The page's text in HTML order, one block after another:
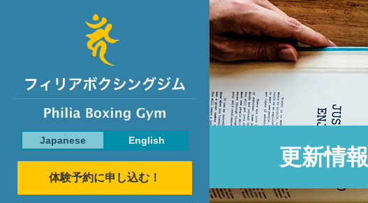
Japanese English
体験予約に申し込む！
更新情報